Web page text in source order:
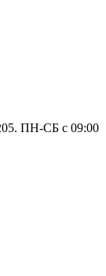
ПН-СБ с 09:00